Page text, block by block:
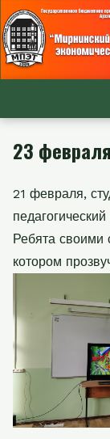
23 февраля
21 февраля,
Ребята своими
котором